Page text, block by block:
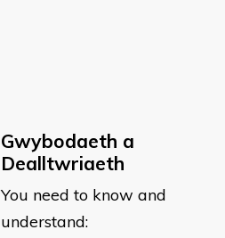
Gwybodaeth a
Dealltwriaeth
You need to know and
understand: